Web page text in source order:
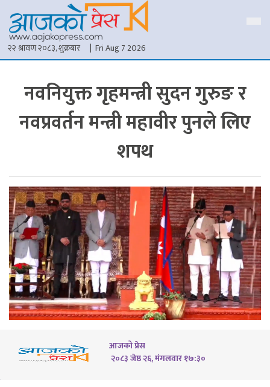
२२ श्रावण २०८३, शुक्रबार | Fri Aug 7 2026
नवनियुक्त गृहमन्त्री सुदन गुरुङ र
नवप्रवर्तन मन्त्री महावीर पुनले लिए
शपथ
आजको प्रेस
२०८३ जेष्ठ २६, मंगलवार १७:३०